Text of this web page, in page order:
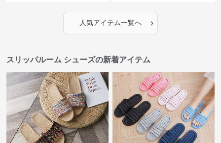
人気アイテム一覧へ ›
スリッパルーム シューズの新着アイテム